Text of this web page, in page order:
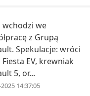
wchodzi we
z Grupą
Spekulacje: wróci
Fiesta EV, krewniak
5, or...
14:37:05